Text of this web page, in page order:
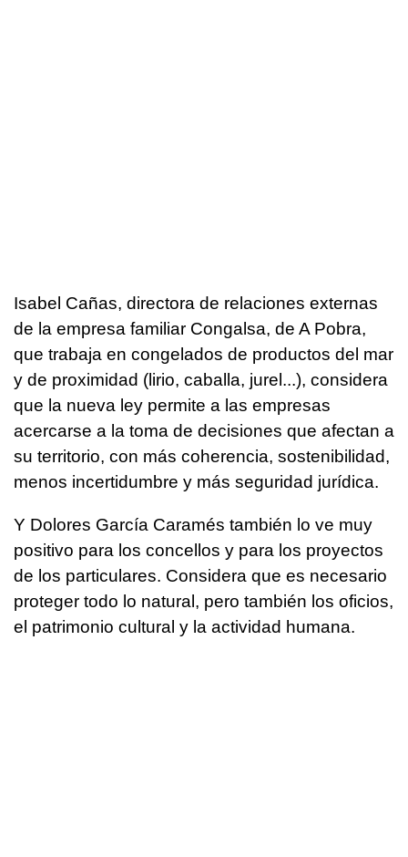
Isabel Cañas, directora de relaciones externas
de la empresa familiar Congalsa, de A Pobra,
que trabaja en congelados de productos del mar
y de proximidad (lirio, caballa, jurel...), considera
que la nueva ley permite a las empresas
acercarse a la toma de decisiones que afectan a
su territorio, con más coherencia, sostenibilidad,
menos incertidumbre y más seguridad jurídica.
Y Dolores García Caramés también lo ve muy
positivo para los concellos y para los proyectos
de los particulares. Considera que es necesario
proteger todo lo natural, pero también los oficios,
el patrimonio cultural y la actividad humana.